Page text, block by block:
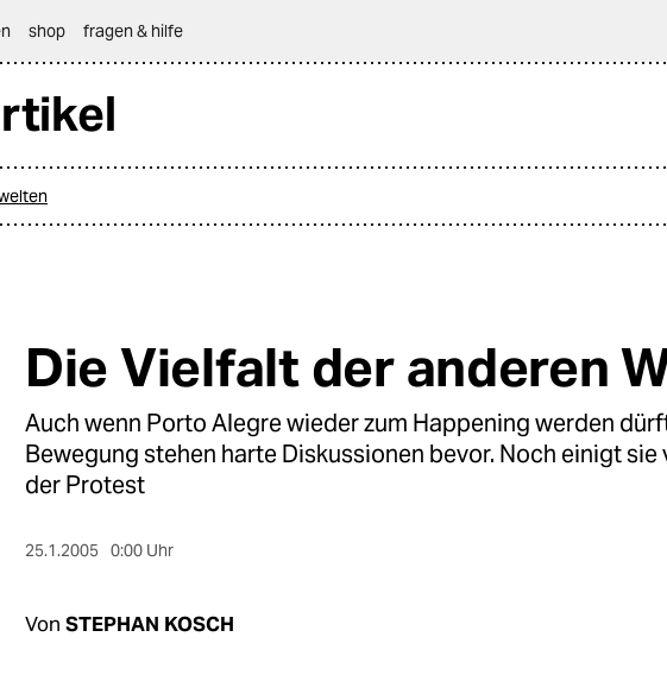
shop fragen & hilfe
Die Vielfalt der anderen
Auch wenn Porto Alegre wieder zum Happening werden
Bewegung stehen harte Diskussionen bevor. Noch einigt sie
der Protest
25.1.2005 0:00 Uhr
Von STEPHAN KOSCH